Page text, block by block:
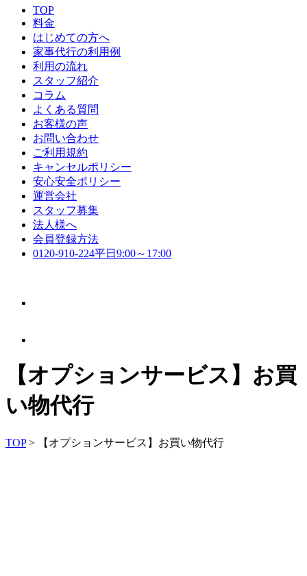
TOP
料金
はじめての方へ
家事代行の利用例
利用の流れ
スタッフ紹介
コラム
よくある質問
お客様の声
お問い合わせ
ご利用規約
キャンセルポリシー
安心安全ポリシー
運営会社
スタッフ募集
法人様へ
会員登録方法
0120-910-224平日9:00～17:00
【オプションサービス】お買
い物代行
TOP> 【オプションサービス】お買い物代行